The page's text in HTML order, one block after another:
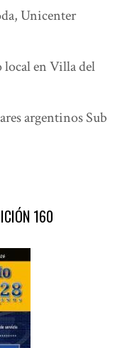
,Unicenter
local en Villa del
argentinos Sub
160